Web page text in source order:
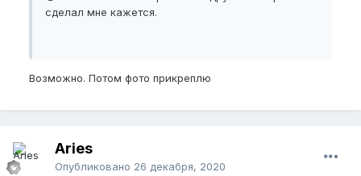
сделал мне кажется.
Возможно. Потом фото прикреплю
Aries
Опубликовано 26 декабря, 2020